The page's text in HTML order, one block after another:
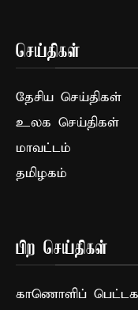
செய்திகள்
தேசிய செய்திகள்
உலக செய்திகள்
மாவட்டம்
தமிழகம்
பிற செய்திகள்
காணொளிப்